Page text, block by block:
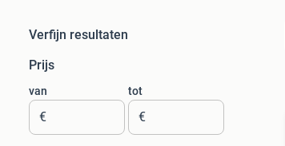
Verfijn resultaten
Prijs
van
€
tot
€